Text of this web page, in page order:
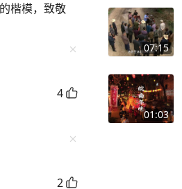
楷模，致敬
4
2
07:15
01:03